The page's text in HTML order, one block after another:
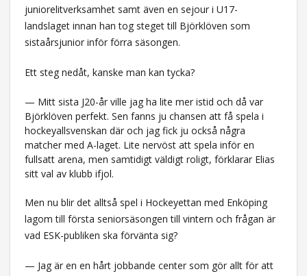
juniorelitverksamhet samt även en sejour i U17-
landslaget innan han tog steget till Björklöven som
sistaårsjunior inför förra säsongen.
Ett steg nedåt, kanske man kan tycka?
— Mitt sista J20-år ville jag ha lite mer istid och då var
Björklöven perfekt. Sen fanns ju chansen att få spela i
hockeyallsvenskan där och jag fick ju också några
matcher med A-laget. Lite nervöst att spela inför en
fullsatt arena, men samtidigt väldigt roligt, förklarar Elias
sitt val av klubb ifjol.
Men nu blir det alltså spel i Hockeyettan med Enköping
lagom till första seniorsäsongen till vintern och frågan är
vad ESK-publiken ska förvänta sig?
— Jag är en en hårt jobbande center som gör allt för att